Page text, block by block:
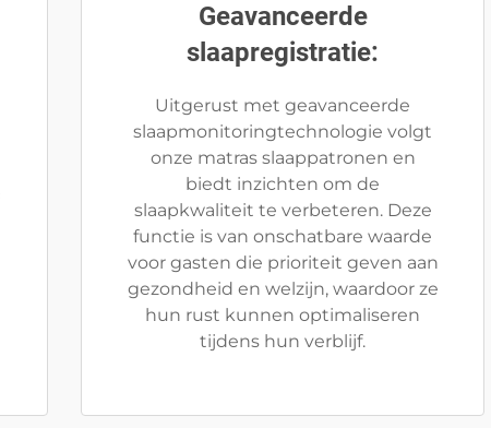
Geavanceerde
slaapregistratie:
Uitgerust met geavanceerde
slaapmonitoringtechnologie volgt
onze matras slaappatronen en
biedt inzichten om de
slaapkwaliteit te verbeteren. Deze
functie is van onschatbare waarde
voor gasten die prioriteit geven aan
gezondheid en welzijn, waardoor ze
hun rust kunnen optimaliseren
tijdens hun verblijf.